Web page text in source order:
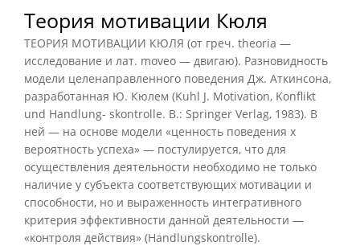
Теория мотивации Кюля
ТЕОРИЯ МОТИВАЦИИ КЮЛЯ (от греч. theoria —
исследование и лат. moveo — двигаю). Разновидность
модели целенаправленного поведения Дж. Аткинсона,
разработанная Ю. Кюлем (Kuhl J. Motivation, Konflikt
und Handlung- skontrolle. В.: Springer Verlag, 1983). В
ней — на основе модели «ценность поведения х
вероятность успеха» — постулируется, что для
осуществления деятельности необходимо не только
наличие у субъекта соответствующих мотивации и
способности, но и выраженность интегративного
критерия эффективности данной деятельности —
«контроля действия» (Handlungskontrolle).